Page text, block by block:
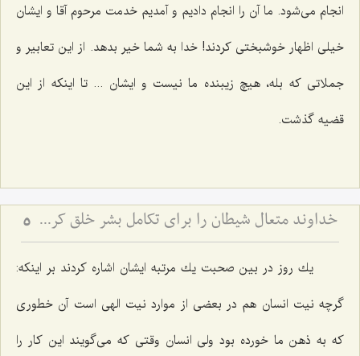
انجام می‌شود. ما آن را انجام دادیم و آمدیم خدمت مرحوم آقا و ایشان
خیلی اظهار خوشبختی كردند! خدا به شما خیر بدهد. از این تعابیر و
جملاتی كه بله، هیچ زیبنده ما نیست و ایشان ... تا اینكه از این
قضیه گذشت.
خداوند متعال شیطان را برای تکامل بشر خلق کرده است 5
یك روز در بین صحبت یك مرتبه ایشان اشاره كردند بر اینكه:
گرچه نیت انسان هم در بعضی از موارد نیت الهی است آن خطوری
كه به ذهن ما خورده بود ولی انسان وقتی كه می‌گویند این كار را